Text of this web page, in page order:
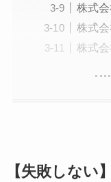
株式
株式
株式
【失敗しない